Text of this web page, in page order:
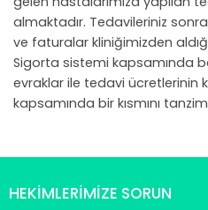
almaktadır. Tedavileriniz
ve faturalar kliniğimizden
Sigorta sistemi kapsamında
evraklar ile tedavi ücretlerinin
kapsamında bir kısmını
HEKİMLERİMİZE SORUN